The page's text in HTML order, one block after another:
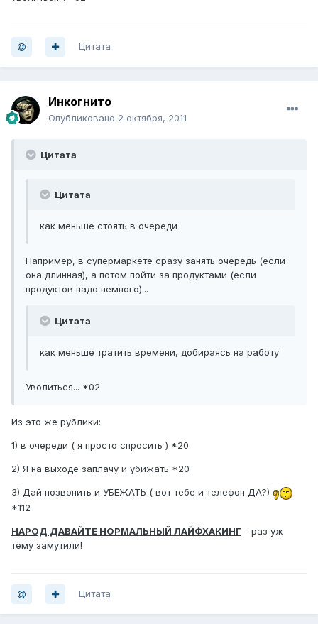
Цитата
Инкогнито
Опубликовано 2 октября, 2011
Цитата
Цитата
как меньше стоять в очереди
Например, в супермаркете сразу занять очередь (если
она длинная), а потом пойти за продуктами (если
продуктов надо немного)...
Цитата
как меньше тратить времени, добираясь на работу
Уволиться... *02
Из это же рублики:
1) в очереди ( я просто спросить ) *20
2) Я на выходе заплачу и убижать *20
3) Дай позвонить и УБЕЖАТЬ ( вот тебе и телефон ДА?)
*112
НАРОД ДАВАЙТЕ НОРМАЛЬНЫЙ ЛАЙФХАКИНГ - раз уж
тему замутили!
Цитата